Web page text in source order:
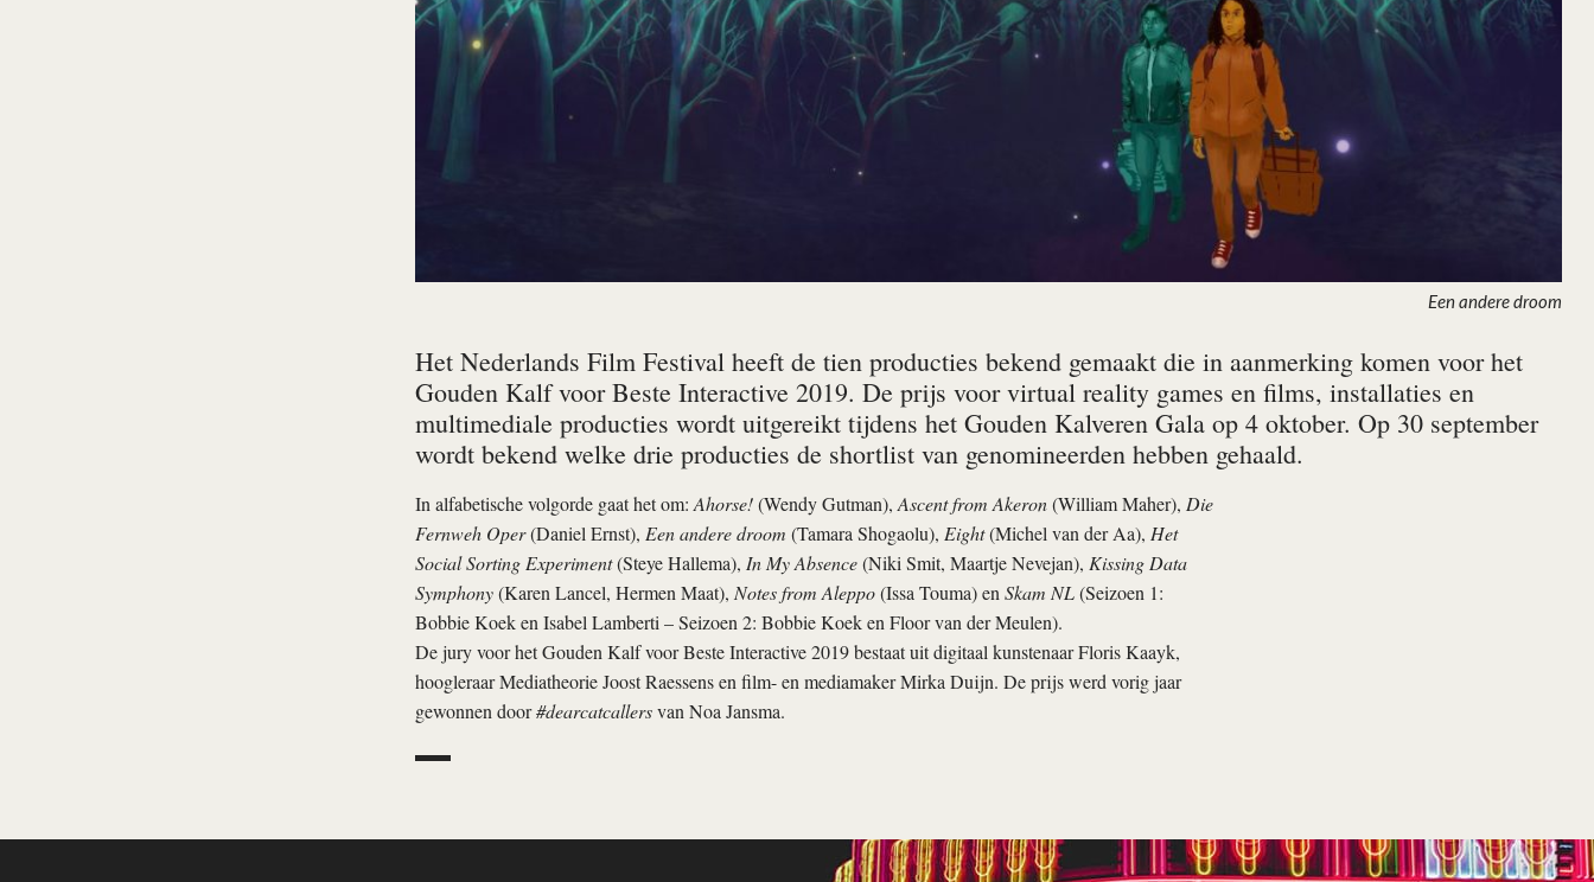
Een andere droom
Het Nederlands Film Festival heeft de tien producties bekend gemaakt die in aanmerking komen voor het
Gouden Kalf voor Beste Interactive 2019. De prijs voor virtual reality games en films, installaties en
multimediale producties wordt uitgereikt tijdens het Gouden Kalveren Gala op 4 oktober. Op 30 september
wordt bekend welke drie producties de shortlist van genomineerden hebben gehaald.
In alfabetische volgorde gaat het om: Ahorse!(Wendy Gutman), Ascent from Akeron(William Maher), Die
Fernweh Oper(Daniel Ernst), Een andere droom (Tamara Shogaolu), Eight(Michel van der Aa), Het
Social Sorting Experiment(Steye Hallema), In My Absence(Niki Smit, Maartje Nevejan), Kissing Data
Symphony(Karen Lancel, Hermen Maat), Notes from Aleppo(Issa Touma) en Skam NL(Seizoen 1:
Bobbie Koek en Isabel Lamberti – Seizoen 2: Bobbie Koek en Floor van der Meulen).
De jury voor het Gouden Kalf voor Beste Interactive 2019 bestaat uit digitaal kunstenaar Floris Kaayk,
hoogleraar Mediatheorie Joost Raessens en film- en mediamaker Mirka Duijn. De prijs werd vorig jaar
gewonnen door#dearcatcallersvan Noa Jansma.